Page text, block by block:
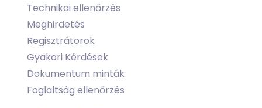
Technikai ellenőrzés
Meghirdetés
Regisztrátorok
Gyakori Kérdések
Dokumentum minták
Foglaltság ellenőrzés